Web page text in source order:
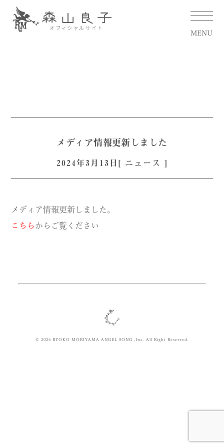
MENU
メディア情報更新しました
2024年3月13日[ ニュース ]
メディア情報更新しました。
こちら からご覧ください
© 2026 RYOKO MORIYAMA ANGEL SONG ,Inc. All Right Reserved.